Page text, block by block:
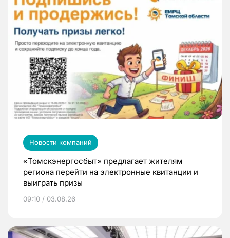
Новости компаний
«Томскэнергосбыт» предлагает жителям
региона перейти на электронные квитанции и
выиграть призы
09:10 / 03.08.26